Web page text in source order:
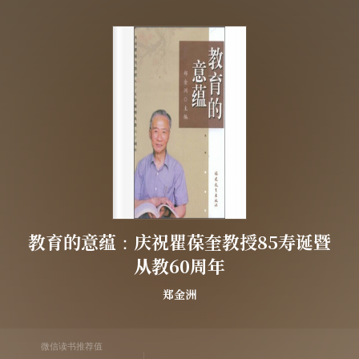
教育的意蕴：庆祝瞿葆奎教授85寿诞暨
从教60周年
郑金洲
微信读书推荐值